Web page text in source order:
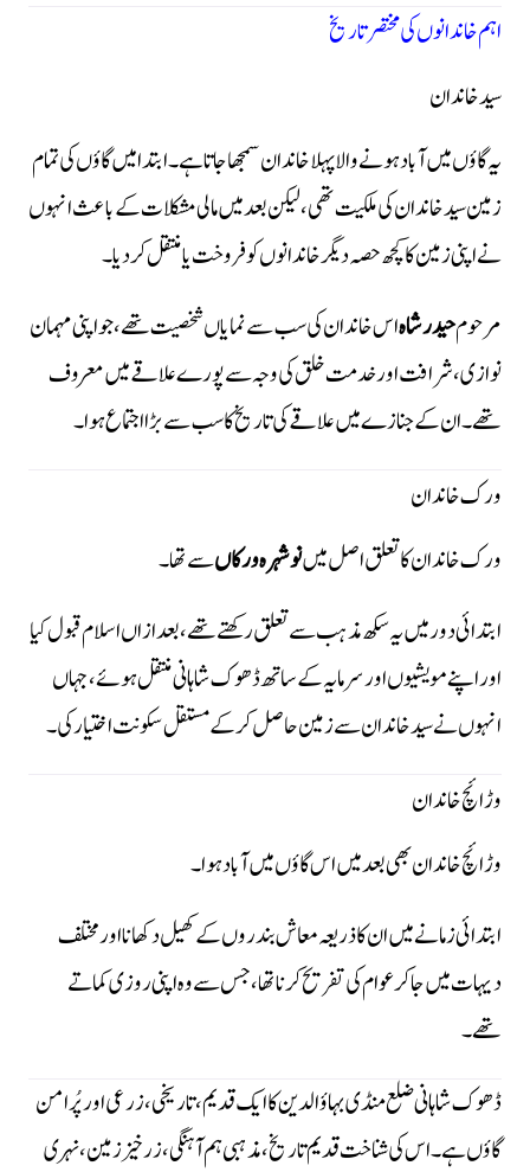
اہم خاندانوں کی مختصر تاریخ
سید خاندان
یہ گاؤں میں آباد ہونے والا پہلا خاندان سمجھا جاتا ہے۔ ابتدا میں گاؤں کی تمام
زمین سید خاندان کی ملکیت تھی، لیکن بعد میں مالی مشکلات کے باعث انہوں
نے اپنی زمین کا کچھ حصہ دیگر خاندانوں کو فروخت یا منتقل کر دیا۔
مرحومحیدر شاہاس خاندان کی سب سے نمایاں شخصیت تھے، جو اپنی مہمان
نوازی، شرافت اور خدمت خلق کی وجہ سے پورے علاقے میں معروف
تھے۔ ان کے جنازے میں علاقے کی تاریخ کا سب سے بڑا اجتماع ہوا۔
ورک خاندان
ورک خاندان کا تعلق اصل میںنوشہرہ ورکاںسے تھا۔
ابتدائی دور میں یہ سکھ مذہب سے تعلق رکھتے تھے، بعد ازاں اسلام قبول کیا
اور اپنے مویشیوں اور سرمایہ کے ساتھ ڈھوک شاہانی منتقل ہوئے، جہاں
انہوں نے سید خاندان سے زمین حاصل کرکے مستقل سکونت اختیار کی۔
وڑائچ خاندان
وڑائچ خاندان بھی بعد میں اس گاؤں میں آباد ہوا۔
ابتدائی زمانے میں ان کا ذریعہ معاش بندروں کے کھیل دکھانا اور مختلف
دیہات میں جا کر عوام کی تفریح کرنا تھا، جس سے وہ اپنی روزی کماتے
تھے۔
ڈھوک شاہانی ضلع منڈی بہاؤالدین کا ایک قدیم، تاریخی، زرعی اور پُرامن
گاؤں ہے۔ اس کی شناخت قدیم تاریخ، مذہبی ہم آہنگی، زرخیز زمین، نہری